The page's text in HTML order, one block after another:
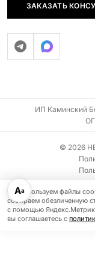
ЗАКАЗАТЬ
ИП Каминский
© 2026
Информация на сайте
Мы используем файлы
собираем обезличенную
с помощью
вы соглашаетесь с
Аа